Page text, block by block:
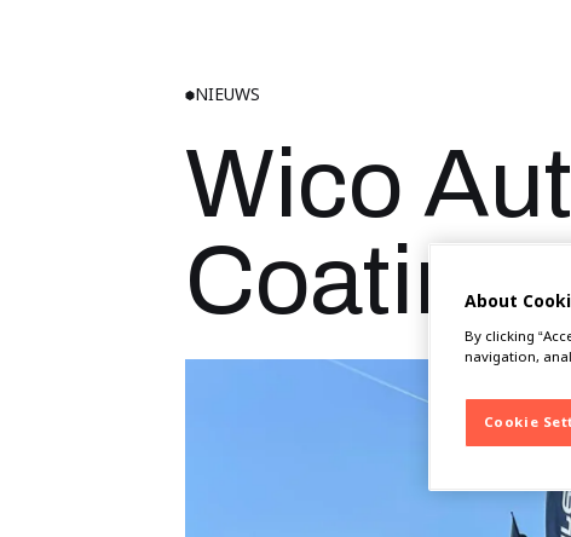
Wico
NIEUWS
About
By clicking
navigation,
Cookie